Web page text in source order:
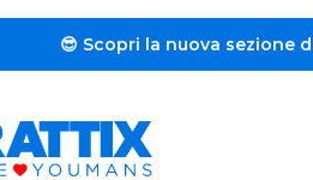
Scopri la nuova sezione dedicata